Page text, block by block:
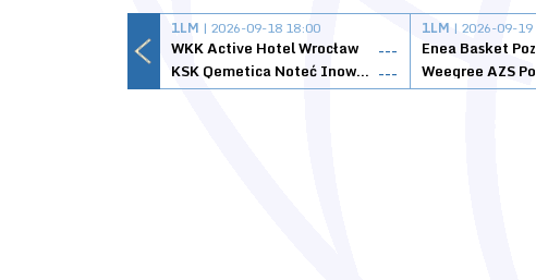
1LM | 2026-09-18 18:00
WKK Active Hotel Wrocław
---
KSK Qemetica Noteć Inowrocław ---
1LM | 2026-09-
Enea Basket